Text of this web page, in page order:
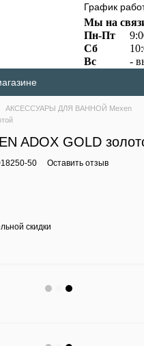
График
Мы на
Пн-Пт
Сб
Вс
-
АКСЕССУАРЫ ДЛЯ ВАННОЙ Mexen
ADOX GOLD
50 Оставить отзыв
скидки